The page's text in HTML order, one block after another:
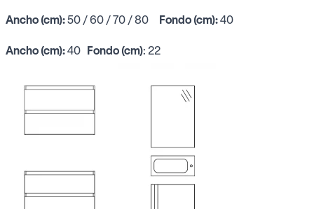
Ancho (cm):50 / 60 / 70 / 80 Fondo (cm):40
Ancho (cm):40 Fondo (cm): 22